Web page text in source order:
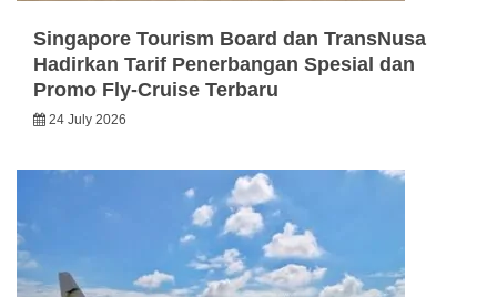
Singapore Tourism Board dan TransNusa
Hadirkan Tarif Penerbangan Spesial dan
Promo Fly-Cruise Terbaru
24 July 2026